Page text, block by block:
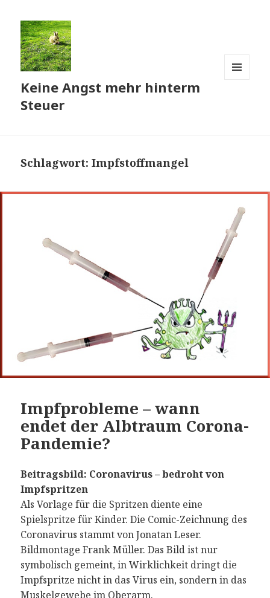
Keine Angst mehr hinterm
Steuer
Schlagwort:Impfstoffmangel
Impfprobleme – wann
endet der Albtraum Corona-
Pandemie?
Beitragsbild: Coronavirus – bedroht von
Impfspritzen
Als Vorlage für die Spritzen diente eine
Spielspritze für Kinder. Die Comic-Zeichnung des
Coronavirus stammt von Jonatan Leser.
Bildmontage Frank Müller. Das Bild ist nur
symbolisch gemeint, in Wirklichkeit dringt die
Impfspritze nicht in das Virus ein, sondern in das
Muskelgewebe im Oberarm.